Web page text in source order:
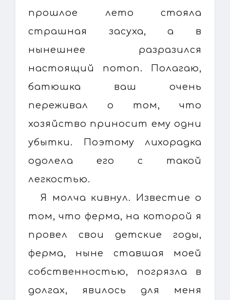
прошлое лето стояла
страшная засуха, а в
нынешнее разразился
настоящий потоп. Полагаю,
батюшка ваш очень
переживал о том, что
хозяйство приносит ему одни
убытки. Поэтому лихорадка
одолела его с такой
легкостью.
Я молча кивнул. Известие о
том, что ферма, на которой я
провел свои детские годы,
ферма, ныне ставшая моей
собственностью, погрязла в
долгах, явилось для меня